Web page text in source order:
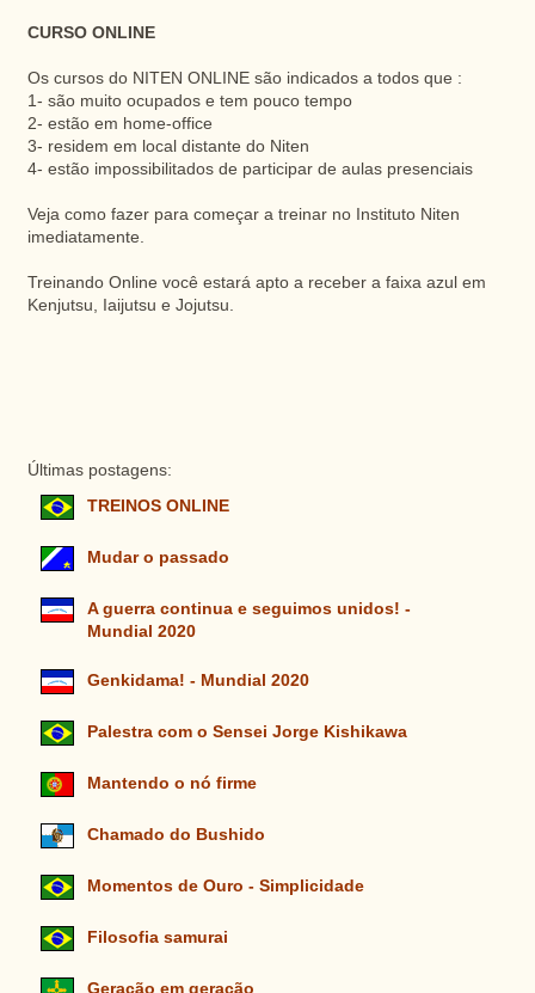
CURSO ONLINE
Os cursos do NITEN ONLINE são indicados a todos que :
1- são muito ocupados e tem pouco tempo
2- estão em home-office
3- residem em local distante do Niten
4- estão impossibilitados de participar de aulas presenciais
Veja como fazer para começar a treinar no Instituto Niten
imediatamente.
Treinando Online você estará apto a receber a faixa azul em
Kenjutsu, Iaijutsu e Jojutsu.
Últimas postagens:
TREINOS ONLINE
Mudar o passado
A guerra continua e seguimos unidos! -
Mundial 2020
Genkidama! - Mundial 2020
Palestra com o Sensei Jorge Kishikawa
Mantendo o nó firme
Chamado do Bushido
Momentos de Ouro - Simplicidade
Filosofia samurai
Geração em geração